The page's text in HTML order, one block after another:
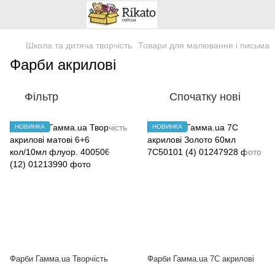
Школа та дитяча творчість Товари для малювання і письма
Фарби акрилові
Фільтр Спочатку нові
НОВИНКА
Фарби Гамма.ua Творчість
НОВИНКА
Фарби Гамма.ua 7С акрилові